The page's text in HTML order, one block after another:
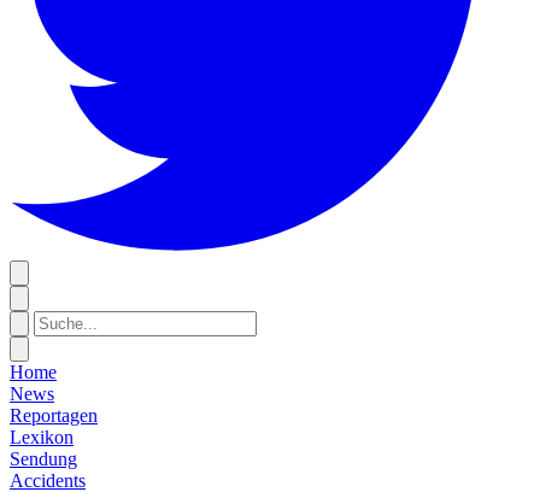
Home
News
Reportagen
Lexikon
Sendung
Accidents